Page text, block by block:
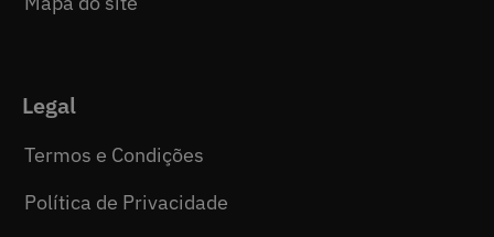
Legal
Termos e Condições
Política de Privacidade